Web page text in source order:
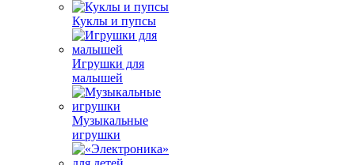
Куклы и пупсы
Игрушки для
малышей
Музыкальные
игрушки